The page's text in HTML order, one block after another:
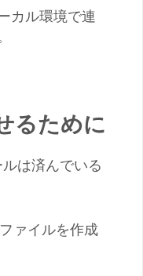
カル環境で連
るために
は済んでいる
ァイルを作成